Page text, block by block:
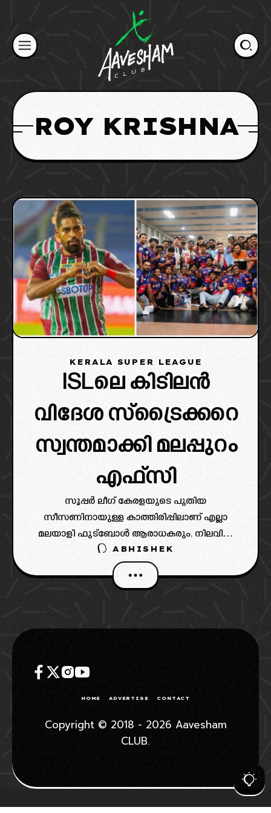
content
ROY KRISHNA
KERALA SUPER LEAGUE
ISLലെ കിടിലൻ
വിദേശ സ്ട്രൈക്കറെ
സ്വന്തമാക്കി മലപ്പുറം
എഫ്സി
സൂപ്പർ ലീഗ് കേരളയുടെ പുതിയ
സീസണിനായുള്ള കാത്തിരിപ്പിലാണ് എല്ലാ
മലയാളി ഫുട്ബോൾ ആരാധകരും. നിലവിൽ
എല്ലാ ക്ലബ്ബുകളും തങ്ങളുടെ സ്‌ക്വാഡ്
ശക്തമാക്കാനുള്ള ശ്രമങ്ങളിലാണ്. ഇപ്പോളിത
മലപ്പുറം എഫ്സി ഇന്ത്യൻ സൂപ്പർ ലീഗിലെ
ABHISHEK
HOME ADVERTISE CONTACT
Copyright © 2018 - 2026 Aavesham
CLUB.